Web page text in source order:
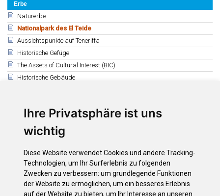
Ihre Privatsphäre ist uns
wichtig
Diese Website verwendet Cookies und andere Tracking-
Technologien, um Ihr Surferlebnis zu folgenden
Zwecken zu verbessern: um grundlegende Funktionen
der Website zu ermöglichen, um ein besseres Erlebnis
auf der Website zu bieten, um Ihr Interesse an unseren
Erbe
Naturerbe
Nationalpark des El Teide
Aussichtspunkte auf Teneriffa
Historische Gefüge
The Assets of Cultural Interest (BIC)
Historische Gebäude
Etnografisch erfgoed
Verwandte
Diplom der UNESCO
Geologie
Flora